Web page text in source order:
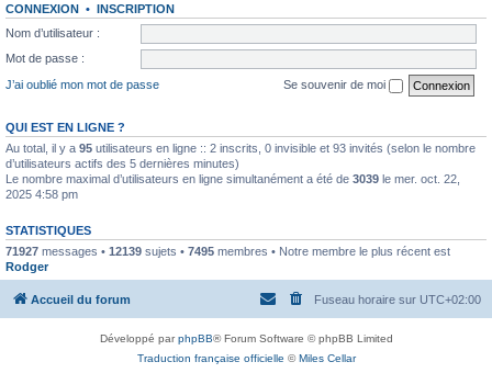
CONNEXION • INSCRIPTION
Nom d’utilisateur :
Mot de passe :
J’ai oublié mon mot de passe
Se souvenir de moi
QUI EST EN LIGNE ?
Au total, il y a 95 utilisateurs en ligne :: 2 inscrits, 0 invisible et 93 invités (selon le nombre
d’utilisateurs actifs des 5 dernières minutes)
Le nombre maximal d’utilisateurs en ligne simultanément a été de 3039 le mer. oct. 22,
2025 4:58 pm
STATISTIQUES
71927 messages • 12139 sujets • 7495 membres • Notre membre le plus récent est
Rodger
Accueil du forum Fuseau horaire sur UTC+02:00
Développé parphpBB® Forum Software © phpBB Limited
Traduction française officielle ©Miles Cellar